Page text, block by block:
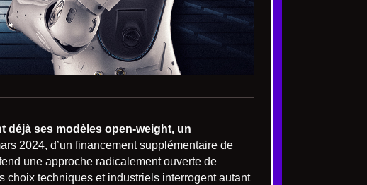
déjà ses modèles open-weight, un
2024, d’un financement supplémentaire de
une approche radicalement ouverte de
choix techniques et industriels interrogent autant